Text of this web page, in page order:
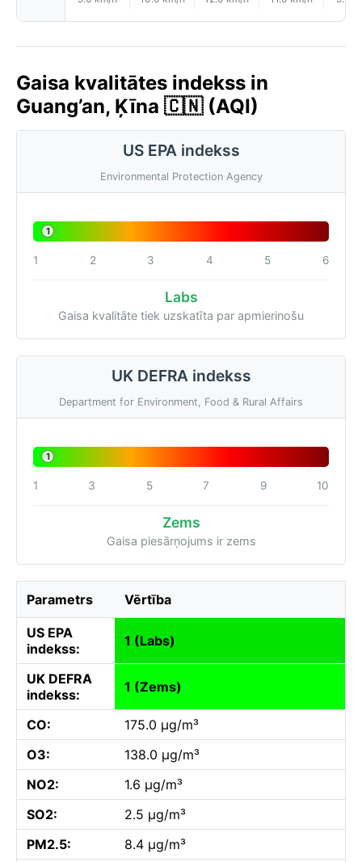
Gaisa kvalitātes indekss in
Guang’an, Ķīna 🇨🇳 (AQI)
US EPA indekss
Environmental Protection Agency
1
1 2 3 4 5 6
Labs
Gaisa kvalitāte tiek uzskatīta par apmierinošu
UK DEFRA indekss
Department for Environment, Food & Rural Affairs
1
1 3 5 7 9 10
Zems
Gaisa piesārņojums ir zems
Parametrs Vērtība
US EPA
indekss:
1 (Labs)
UK DEFRA
indekss:
1 (Zems)
CO:
175.0 µg/m³
O3:
138.0 µg/m³
NO2:
1.6 µg/m³
SO2:
2.5 µg/m³
PM2.5:
8.4 µg/m³